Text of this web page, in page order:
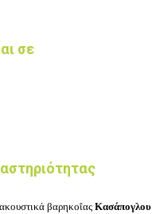
σε
βαρηκοΐας Κασάπογλου